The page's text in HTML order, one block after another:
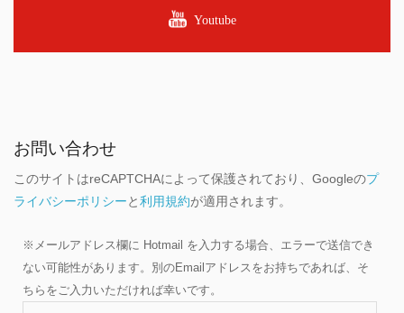
Youtube
お問い合わせ
このサイトはreCAPTCHAによって保護されており、Googleのプ
ライバシーポリシーと利用規約が適用されます。
※メールアドレス欄に Hotmail を入力する場合、エラーで送信でき
ない可能性があります。別のEmailアドレスをお持ちであれば、そ
ちらをご入力いただければ幸いです。